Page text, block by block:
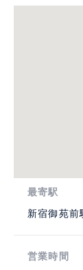
最寄駅
新宿御苑前
営業時間